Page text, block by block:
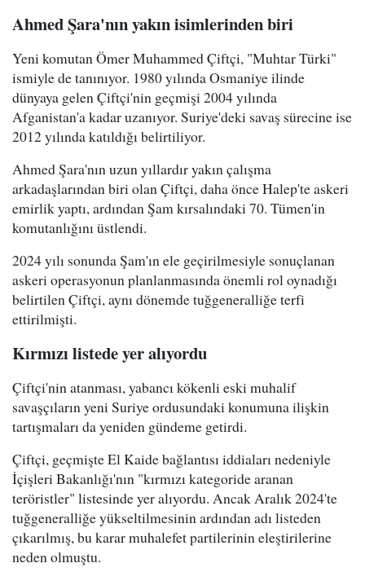
Ahmed Şara'nın yakın isimlerinden biri
Yeni komutan Ömer Muhammed Çiftçi, "Muhtar Türki"
ismiyle de tanınıyor. 1980 yılında Osmaniye ilinde
dünyaya gelen Çiftçi'nin geçmişi 2004 yılında
Afganistan'a kadar uzanıyor. Suriye'deki savaş sürecine ise
2012 yılında katıldığı belirtiliyor.
Ahmed Şara'nın uzun yıllardır yakın çalışma
arkadaşlarından biri olan Çiftçi, daha önce Halep'te askeri
emirlik yaptı, ardından Şam kırsalındaki 70. Tümen'in
komutanlığını üstlendi.
2024 yılı sonunda Şam'ın ele geçirilmesiyle sonuçlanan
askeri operasyonun planlanmasında önemli rol oynadığı
belirtilen Çiftçi, aynı dönemde tuğgeneralliğe terfi
ettirilmişti.
Kırmızı listede yer alıyordu
Çiftçi'nin atanması, yabancı kökenli eski muhalif
savaşçıların yeni Suriye ordusundaki konumuna ilişkin
tartışmaları da yeniden gündeme getirdi.
Çiftçi, geçmişte El Kaide bağlantısı iddiaları nedeniyle
İçişleri Bakanlığı'nın "kırmızı kategoride aranan
teröristler" listesinde yer alıyordu. Ancak Aralık 2024'te
tuğgeneralliğe yükseltilmesinin ardından adı listeden
çıkarılmış, bu karar muhalefet partilerinin eleştirilerine
neden olmuştu.